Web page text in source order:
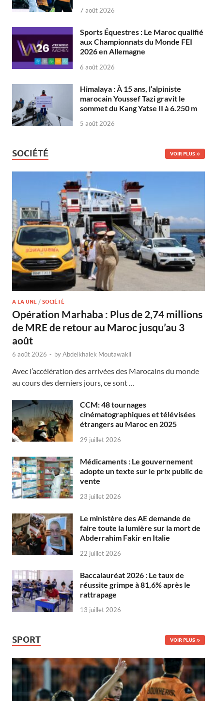
7 août 2026
Sports Équestres : Le Maroc qualifié
aux Championnats du Monde FEI
2026 en Allemagne
6 août 2026
Himalaya : À 15 ans, l’alpiniste
marocain Youssef Tazi gravit le
sommet du Kang Yatse II à 6.250 m
5 août 2026
SOCIÉTÉ VOIR PLUS
A LA UNE / SOCIÉTÉ
Opération Marhaba : Plus de 2,74 millions
de MRE de retour au Maroc jusqu’au 3
août
6 août 2026 - byAbdelkhalek Moutawakil
Avec l’accélération des arrivées des Marocains du monde
au cours des derniers jours, ce sont …
CCM: 48 tournages
cinématographiques et télévisées
étrangers au Maroc en 2025
29 juillet 2026
Médicaments : Le gouvernement
adopte un texte sur le prix public de
vente
23 juillet 2026
Le ministère des AE demande de
faire toute la lumière sur la mort de
Abderrahim Fakir en Italie
22 juillet 2026
Baccalauréat 2026 : Le taux de
réussite grimpe à 81,6% après le
rattrapage
13 juillet 2026
SPORT VOIR PLUS